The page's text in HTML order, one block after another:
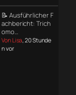
📝 Ausführlicher F
achbericht: Trich
omo…
Von Lisa, 20 Stunde
n vor